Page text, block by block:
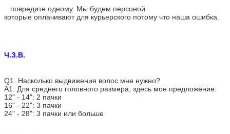
повредите одному. Мы будем персоной
которые оплачивают для курьерского потому что наша ошибка.
Ч.З.В.
Q1. Насколько выдвижения волос мне нужно?
A1: Для среднего головного размера, здесь мое предложение:
12" - 14": 2 пачки
16" - 22": 3 пачки
24" - 28": 3 пачки или больше